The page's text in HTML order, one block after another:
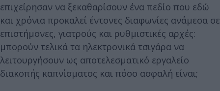
επιχείρησαν να ξεκαθαρίσουν ένα πεδίο που εδώ
και χρόνια προκαλεί έντονες διαφωνίες ανάμεσα σε
επιστήμονες, γιατρούς και ρυθμιστικές αρχές:
μπορούν τελικά τα ηλεκτρονικά τσιγάρα να
λειτουργήσουν ως αποτελεσματικό εργαλείο
διακοπής καπνίσματος και πόσο ασφαλή είναι;